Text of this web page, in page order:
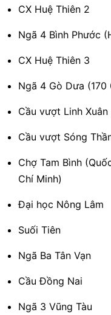
CX Huệ Thiên 2
Ngã 4 Bình Phước
CX Huệ Thiên 3
Ngã 4 Gò Dưa (170
Cầu vượt Linh Xuân
Cầu vượt Sóng
Chợ Tam Bình
Chí Minh)
Đại học Nông Lâm
Suối Tiên
Ngã Ba Tân Vạn
Cầu Đồng Nai
Ngã 3 Vũng Tàu